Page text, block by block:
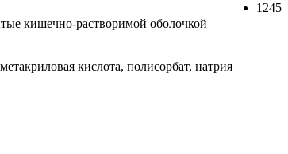
1245
кишечно-растворимой оболочкой
кислота, полисорбат, натрия